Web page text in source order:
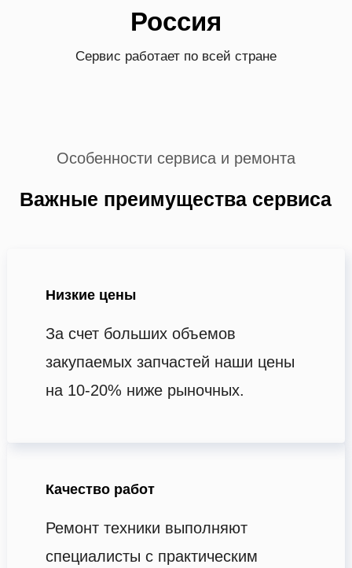
Россия
Сервис работает по всей стране
Особенности сервиса и ремонта
Важные преимущества сервиса
Низкие цены
За счет больших объемов
закупаемых запчастей наши цены
на 10-20% ниже рыночных.
Качество работ
Ремонт техники выполняют
специалисты с практическим